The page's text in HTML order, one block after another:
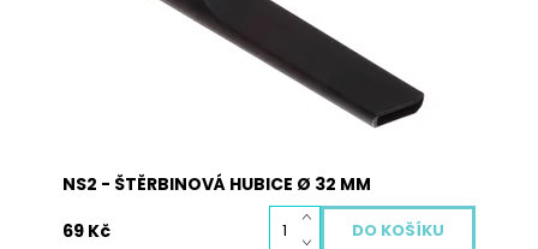
Skladem
4031
NS2 - ŠTĚRBINOVÁ HUBICE Ø 32 MM
69 Kč